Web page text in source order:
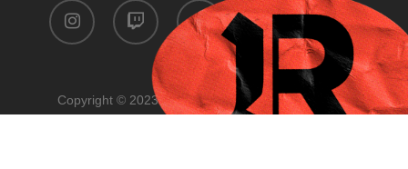
instagram twitch facebook youtube
x-
Copyright © 2023 by RSTLSS. All Rights Reserved.